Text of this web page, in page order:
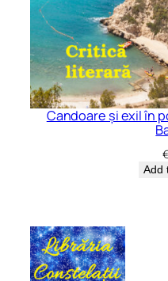
Candoare și exil în
Add